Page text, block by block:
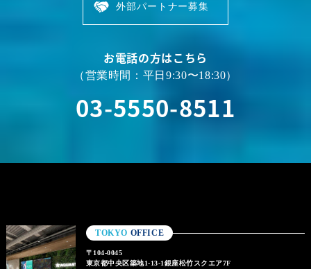
外部パートナー募集
お電話の方はこちら
（営業時間：平日9:30〜18:30）
03-5550-8511
TOKYO OFFICE
〒104-0045
東京都中央区築地1-13-1銀座松竹スクエア7F